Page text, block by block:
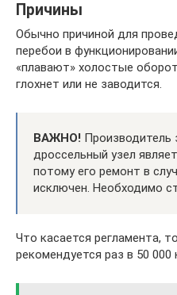
Причины
Обычно причиной для
перебои в
«плавают» холостые
глохнет или не заводится.
ВАЖНО! Производитель
дроссельный узел
потому его ремонт в
исключен. Необходимо
Что касается регламента,
рекомендуется раз в 50 000